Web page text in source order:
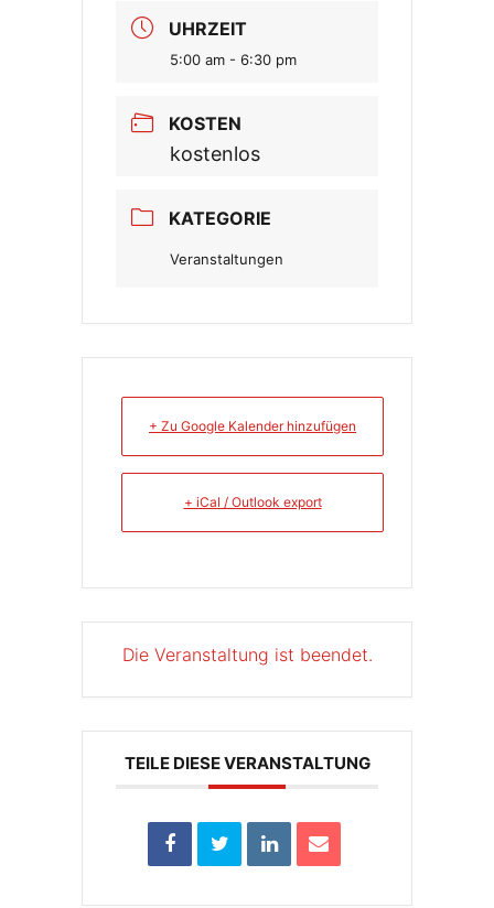
UHRZEIT
5:00 am - 6:30 pm
KOSTEN
kostenlos
KATEGORIE
Veranstaltungen
+ Zu Google Kalender hinzufügen
+ iCal / Outlook export
Die Veranstaltung ist beendet.
TEILE DIESE VERANSTALTUNG